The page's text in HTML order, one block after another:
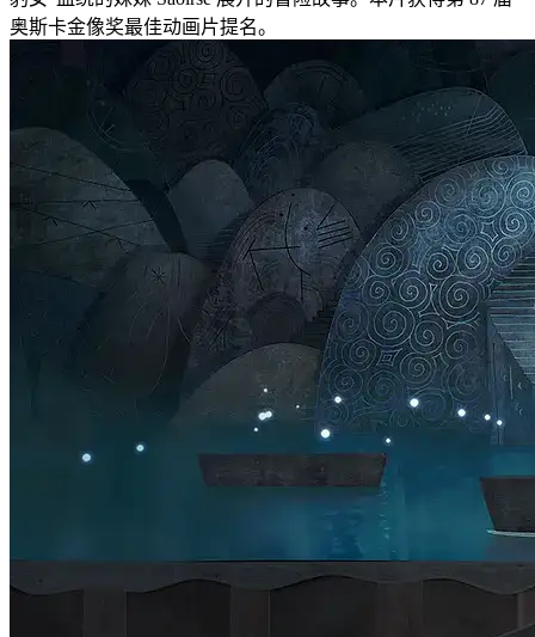
奥斯卡金像奖最佳动画片提名。